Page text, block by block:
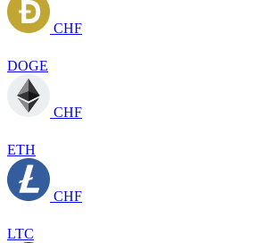
CHF
DOGE
CHF
ETH
CHF
LTC